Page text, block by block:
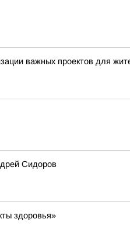
важных проектов для
Сидоров
здоровья»